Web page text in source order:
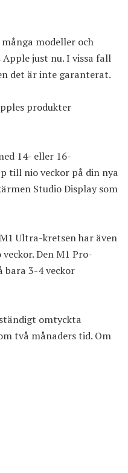
modeller och
just nu. I vissa fall
det är inte garanterat.
produkter
14- eller 16-
till nio veckor på din nya
Studio Display som
Ultra-kretsen har även
Den M1 Pro-
bara 3-4 veckor
omtyckta
två månaders tid. Om